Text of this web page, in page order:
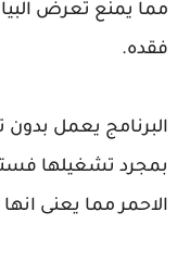
مما يمنع تعرض
فقده.
البرنامج يعمل
بمجرد تشغيلها
الاحمر مما يعنى